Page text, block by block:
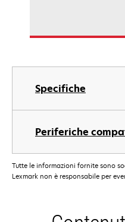
Specifiche
Periferiche
Tutte le informazioni fornite sono
Lexmark non è responsabile per